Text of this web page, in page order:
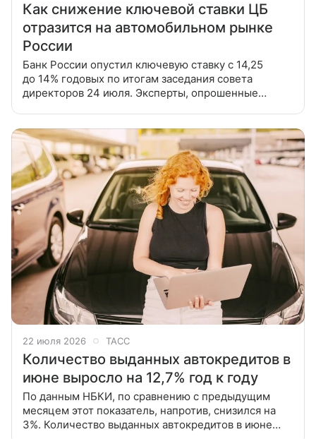
Как снижение ключевой ставки ЦБ
отразится на автомобильном рынке
России
Банк России опустил ключевую ставку с 14,25
до 14% годовых по итогам заседания совета
директоров 24 июля. Эксперты, опрошенные
22 июля 2026 ТАСС
Количество выданных автокредитов в
июне выросло на 12,7% год к году
По данным НБКИ, по сравнению с предыдущим
месяцем этот показатель, напротив, снизился на
3%. Количество выданных автокредитов в июне